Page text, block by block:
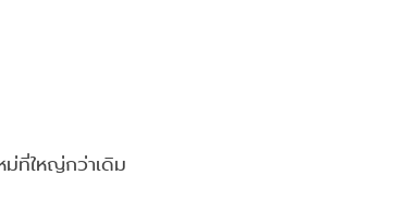
ม่ที่ใหญ่กว่าเดิม